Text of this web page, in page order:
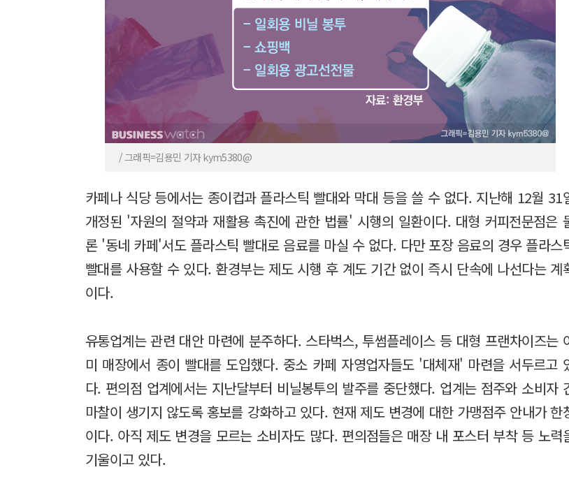
/ 그래픽=김용민 기자 kym5380@
카페나 식당 등에서는 종이컵과 플라스틱 빨대와 막대 등을 쓸 수 없다. 지난해 12월 31
개정된 '자원의 절약과 재활용 촉진에 관한 법률' 시행의 일환이다. 대형 커피전문점은
론 '동네 카페'서도 플라스틱 빨대로 음료를 마실 수 없다. 다만 포장 음료의 경우 플라스
빨대를 사용할 수 있다. 환경부는 제도 시행 후 계도 기간 없이 즉시 단속에 나선다는 계
이다.
유통업계는 관련 대안 마련에 분주하다. 스타벅스, 투썸플레이스 등 대형 프랜차이즈는
미 매장에서 종이 빨대를 도입했다. 중소 카페 자영업자들도 '대체재' 마련을 서두르고
다. 편의점 업계에서는 지난달부터 비닐봉투의 발주를 중단했다. 업계는 점주와 소비자
마찰이 생기지 않도록 홍보를 강화하고 있다. 현재 제도 변경에 대한 가맹점주 안내가 한
이다. 아직 제도 변경을 모르는 소비자도 많다. 편의점들은 매장 내 포스터 부착 등 노력
기울이고 있다.